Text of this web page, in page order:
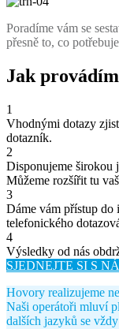
Poradíme vám se
přesně to, co
Jak
1
Vhodnými dotazy
dotazník.
2
Disponujeme širokou
Můžeme rozšířit tu
3
Dáme vám přístup do
telefonického
4
Výsledky od nás
SJEDNEJTE SI S
Hovory realizujeme
Naši operátoři mluví
dalších jazyků se